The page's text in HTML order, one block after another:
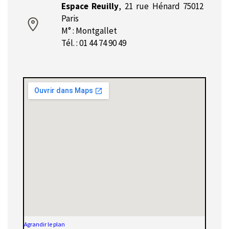
Espace Reuilly, 21 rue Hénard 75012
Paris
M° : Montgallet
Tél. : 01 44 74 90 49
Agrandir le plan